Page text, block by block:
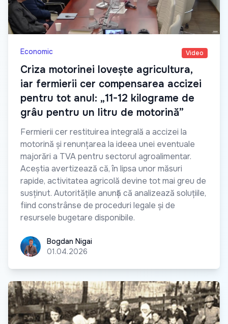
Economic Video
Criza motorinei lovește agricultura,
iar fermierii cer compensarea accizei
pentru tot anul: „11-12 kilograme de
grâu pentru un litru de motorină”
Fermierii cer restituirea integrală a accizei la
motorină și renunțarea la ideea unei eventuale
majorări a TVA pentru sectorul agroalimentar.
Aceștia avertizează că, în lipsa unor măsuri
rapide, activitatea agricolă devine tot mai greu de
susținut. Autoritățile anunță că analizează soluțiile,
fiind constrânse de proceduri legale și de
resursele bugetare disponibile.
Bogdan NigaiBogdan Nigai
01.04.2026